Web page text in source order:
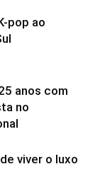
pop ao
anos com
no
viver o luxo